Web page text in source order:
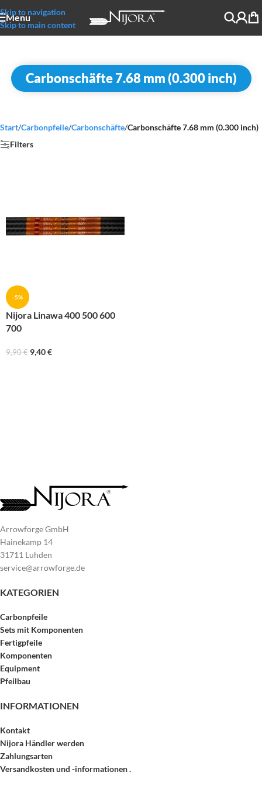
Skip to navigation
Skip to main content
Menu
Carbonschäfte 7.68 mm (0.300 inch)
Start/Carbonpfeile/Carbonschäfte/Carbonschäfte 7.68 mm (0.300 inch)
Filters
-5%
Nijora Linawa 400 500 600
700
9,90€ 9,40€
Arrowforge GmbH
Hainekamp 14
31711 Luhden
service@arrowforge.de
KATEGORIEN
Carbonpfeile
Sets mit Komponenten
Fertigpfeile
Komponenten
Equipment
Pfeilbau
INFORMATIONEN
Kontakt
Nijora Händler werden
Zahlungsarten
Versandkosten und -informationen .